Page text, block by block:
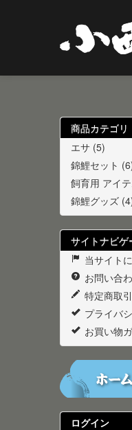
商品カテゴリ
エサ (5)
錦鯉セット
飼育用 アイ
錦鯉グッズ
サイトナビゲ
当サイト
お問い合
特定商取
プライバ
お買い物
ログイン